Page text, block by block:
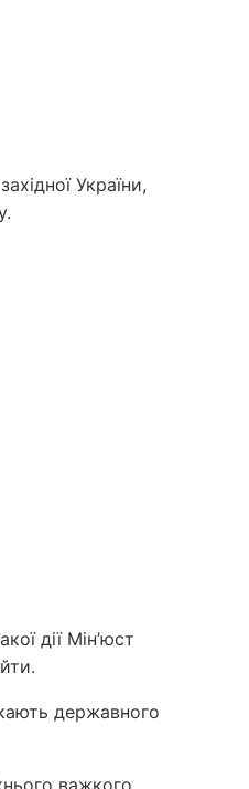
України,
дії Мін’юст
державного
важкого